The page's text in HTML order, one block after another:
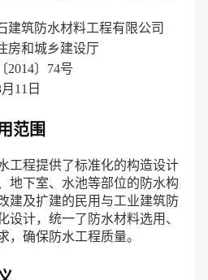
建筑防水材料工程有限公司
房和城乡建设厅
2014〕74号
11日
范围
工程提供了标准化的构造设计
地下室、水池等部位的防水构
建及扩建的民用与工业建筑防
设计，统一了防水材料选用、
，确保防水工程质量。